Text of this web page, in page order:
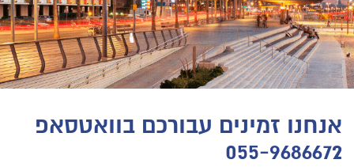
אנחנו זמינים עבורכם בוואטסאפ
055-9686672